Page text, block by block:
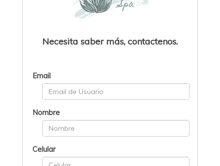
Necesita saber más, contactenos.
Email
Nombre
Celular